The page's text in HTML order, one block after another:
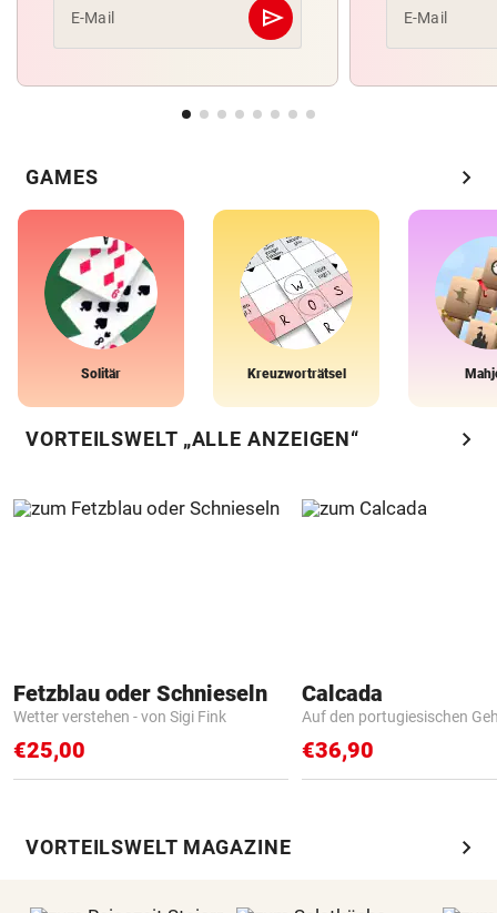
E-Mail send
Abschicken E-Mail
GAMES chevron_right
Solitär Kreuzworträtsel
VORTEILSWELT „ALLE ANZEIGEN“ chevron_right
Fetzblau oder Schnieseln
Wetter verstehen - von Sigi Fink
€25,00
Calcada
Auf den portugiesischen
€36,90
VORTEILSWELT MAGAZINE chevron_right